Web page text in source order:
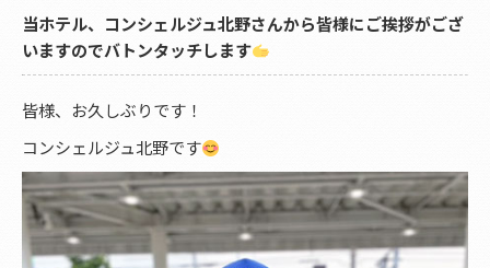
当ホテル、コンシェルジュ北野さんから皆様にご挨拶がござ
いますのでバトンタッチします
皆様、お久しぶりです！
コンシェルジュ北野です